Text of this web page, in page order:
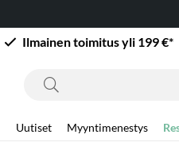
Ilmainen toimitus yli 199 €*
Uutiset Myyntimenestys